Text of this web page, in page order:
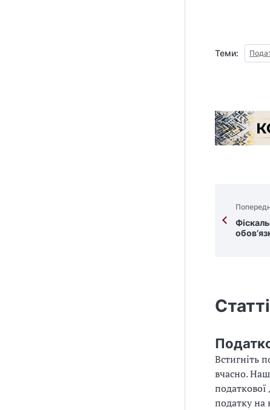
Теми:
Встигніть
вчасно.
податкової
податку на